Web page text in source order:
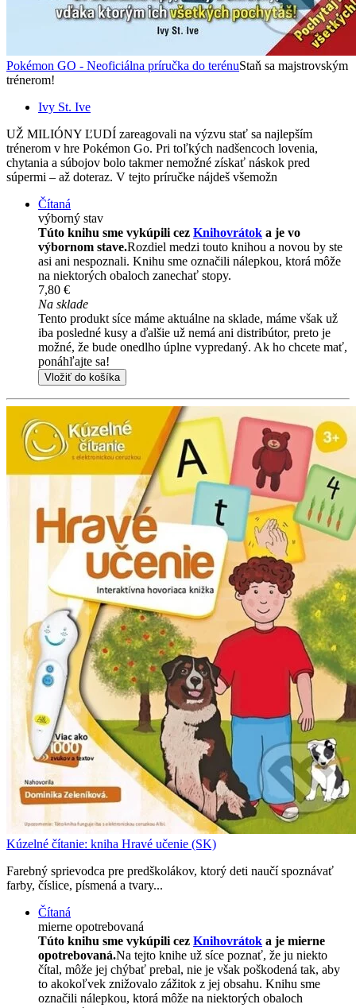
Pokémon GO - Neoficiálna príručka do terénuStaň sa majstrovským
trénerom!
Ivy St. Ive
UŽ MILIÓNY ĽUDÍ zareagovali na výzvu stať sa najlepším
trénerom v hre Pokémon Go. Pri toľkých nadšencoch lovenia,
chytania a súbojov bolo takmer nemožné získať náskok pred
súpermi – až doteraz. V tejto príručke nájdeš všemožn
Čítaná
výborný stav
Túto knihu sme vykúpili cez Knihovrátok a je vo
výbornom stave.Rozdiel medzi touto knihou a novou by ste
asi ani nespoznali. Knihu sme označili nálepkou, ktorá môže
na niektorých obaloch zanechať stopy.
7,80 €
Na sklade
Tento produkt síce máme aktuálne na sklade, máme však už
iba posledné kusy a ďalšie už nemá ani distribútor, preto je
možné, že bude onedlho úplne vypredaný. Ak ho chcete mať,
ponáhľajte sa!
Vložiť do košíka
Kúzelné čítanie: kniha Hravé učenie (SK)
Farebný sprievodca pre predškolákov, ktorý deti naučí spoznávať
farby, číslice, písmená a tvary...
Čítaná
mierne opotrebovaná
Túto knihu sme vykúpili cez Knihovrátok a je mierne
opotrebovaná.Na tejto knihe už síce poznať, že ju niekto
čítal, môže jej chýbať prebal, nie je však poškodená tak, aby
to akokoľvek znižovalo zážitok z jej obsahu. Knihu sme
označili nálepkou, ktorá môže na niektorých obaloch